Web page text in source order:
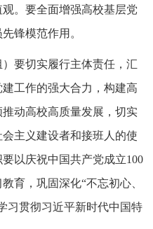
。要全面增强高校基层党
锋模范作用。
要切实履行主体责任，汇
工作的强大合力，构建高
动高校高质量发展，切实
主义建设者和接班人的使
以庆祝中国共产党成立100
育，巩固深化“不忘初心、
习贯彻习近平新时代中国特